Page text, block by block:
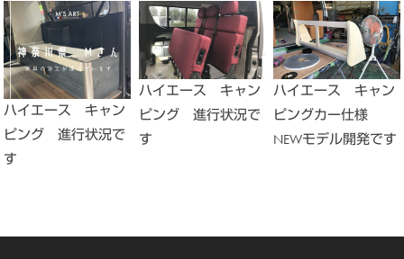
ハイエース キャン
ピング 進行状況で
す
ハイエース キャン
ピング 進行状況で
す
ハイエース キャン
ピングカー仕様
NEWモデル開発です